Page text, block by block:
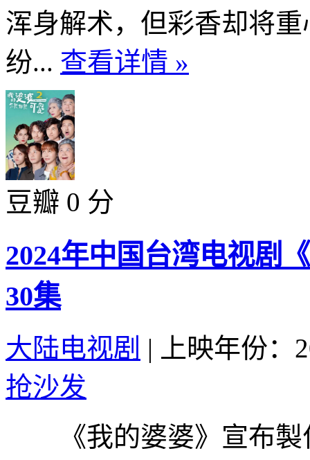
浑身解术，但彩香却将
纷... 查看详情 »
豆瓣 0 分
2024年中国台湾电视剧
30集
大陆电视剧 |
上映年份：
抢沙发
《我的婆婆》宣布製